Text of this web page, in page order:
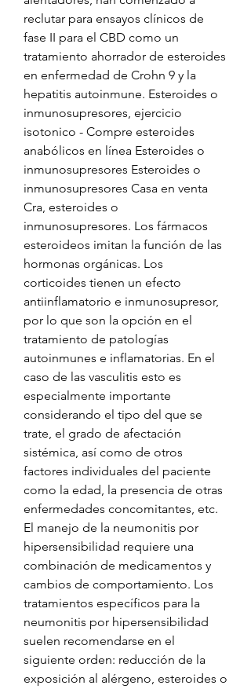
reclutar para ensayos clínicos de
fase II para el CBD como un
tratamiento ahorrador de esteroides
en enfermedad de Crohn 9 y la
hepatitis autoinmune. Esteroides o
inmunosupresores, ejercicio
isotonico - Compre esteroides
anabólicos en línea Esteroides o
inmunosupresores Esteroides o
inmunosupresores Casa en venta
Cra, esteroides o
inmunosupresores. Los fármacos
esteroideos imitan la función de las
hormonas orgánicas. Los
corticoides tienen un efecto
antiinflamatorio e inmunosupresor,
por lo que son la opción en el
tratamiento de patologías
autoinmunes e inflamatorias. En el
caso de las vasculitis esto es
especialmente importante
considerando el tipo del que se
trate, el grado de afectación
sistémica, así como de otros
factores individuales del paciente
como la edad, la presencia de otras
enfermedades concomitantes, etc.
El manejo de la neumonitis por
hipersensibilidad requiere una
combinación de medicamentos y
cambios de comportamiento. Los
tratamientos específicos para la
neumonitis por hipersensibilidad
suelen recomendarse en el
siguiente orden: reducción de la
exposición al alérgeno, esteroides o